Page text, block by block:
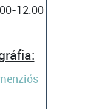
12:00